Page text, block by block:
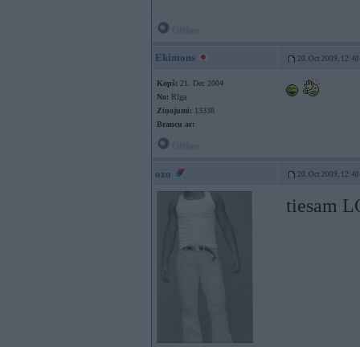
Ekimons 20. Oct 2009, 12:40
Kopš: 21. Dec 2004
No: Rīga
Ziņojumi: 13338
Braucu ar:
ozo 20. Oct 2009, 12:40
tiesam